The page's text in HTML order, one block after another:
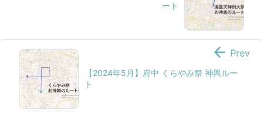
ート
【2024年5月】府中 くらやみ祭 神輿ルー
ト
 Prev